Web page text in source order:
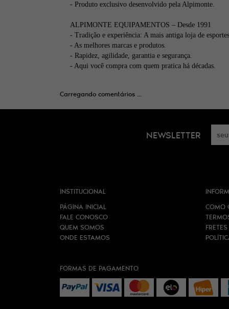
- Produto exclusivo desenvolvido pela Alpimonte.
ALPIMONTE EQUIPAMENTOS – Desde 1991
- Tradição e experiência: A mais antiga loja de
- As melhores marcas e produtos.
- Rapidez, agilidade, garantia e segurança.
- Aqui você compra com quem pratica há décadas.
Carregando comentários ...
NEWSLETTER
INSTITUCIONAL
PÁGINA INICIAL
FALE CONOSCO
QUEM SOMOS
ONDE ESTAMOS
COMO
FORMAS DE PAGAMENTO